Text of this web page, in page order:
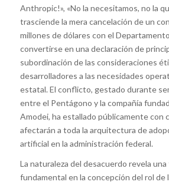
Anthropic!», «No la necesitamos, no la
trasciende la mera cancelación de un
millones de dólares con el
convertirse en una declaración de
subordinación de las consideraciones
desarrolladores a las necesidades
estatal. El conflicto, gestado durante
entre el Pentágono y la compañía
Amodei, ha estallado públicamente con
afectarán a toda la arquitectura de
artificial en la administración federal.
La naturaleza del desacuerdo revela
fundamental en la concepción del rol de